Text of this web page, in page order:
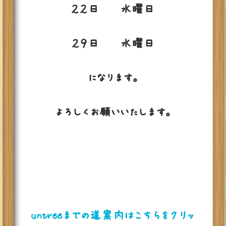
２２日 水曜日
２９日 水曜日
になります。
よろしくお願いいたします。
untreeまでの道案内はこちらをクリッ